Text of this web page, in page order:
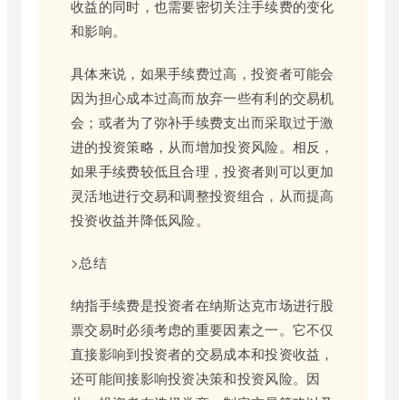
收益的同时，也需要密切关注手续费的变化
和影响。
具体来说，如果手续费过高，投资者可能会
因为担心成本过高而放弃一些有利的交易机
会；或者为了弥补手续费支出而采取过于激
进的投资策略，从而增加投资风险。相反，
如果手续费较低且合理，投资者则可以更加
灵活地进行交易和调整投资组合，从而提高
投资收益并降低风险。
>总结
纳指手续费是投资者在纳斯达克市场进行股
票交易时必须考虑的重要因素之一。它不仅
直接影响到投资者的交易成本和投资收益，
还可能间接影响投资决策和投资风险。因